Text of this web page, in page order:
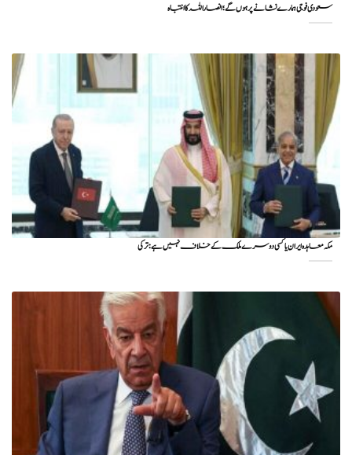
سعودی فوجی ہمارے نشانے پر ہوں گے؛ انصاراللہ کا انتباہ
مکہ معاہدہ ایران یا کسی دوسرے ملک کے خلاف نہیں ہے: ترکی